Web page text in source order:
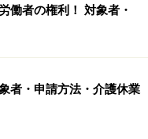
ヒビがはいった！」
。事業所に医療費を
抵は損害保険に加入
働者の権利！ 対象者・
者・申請方法・介護休業